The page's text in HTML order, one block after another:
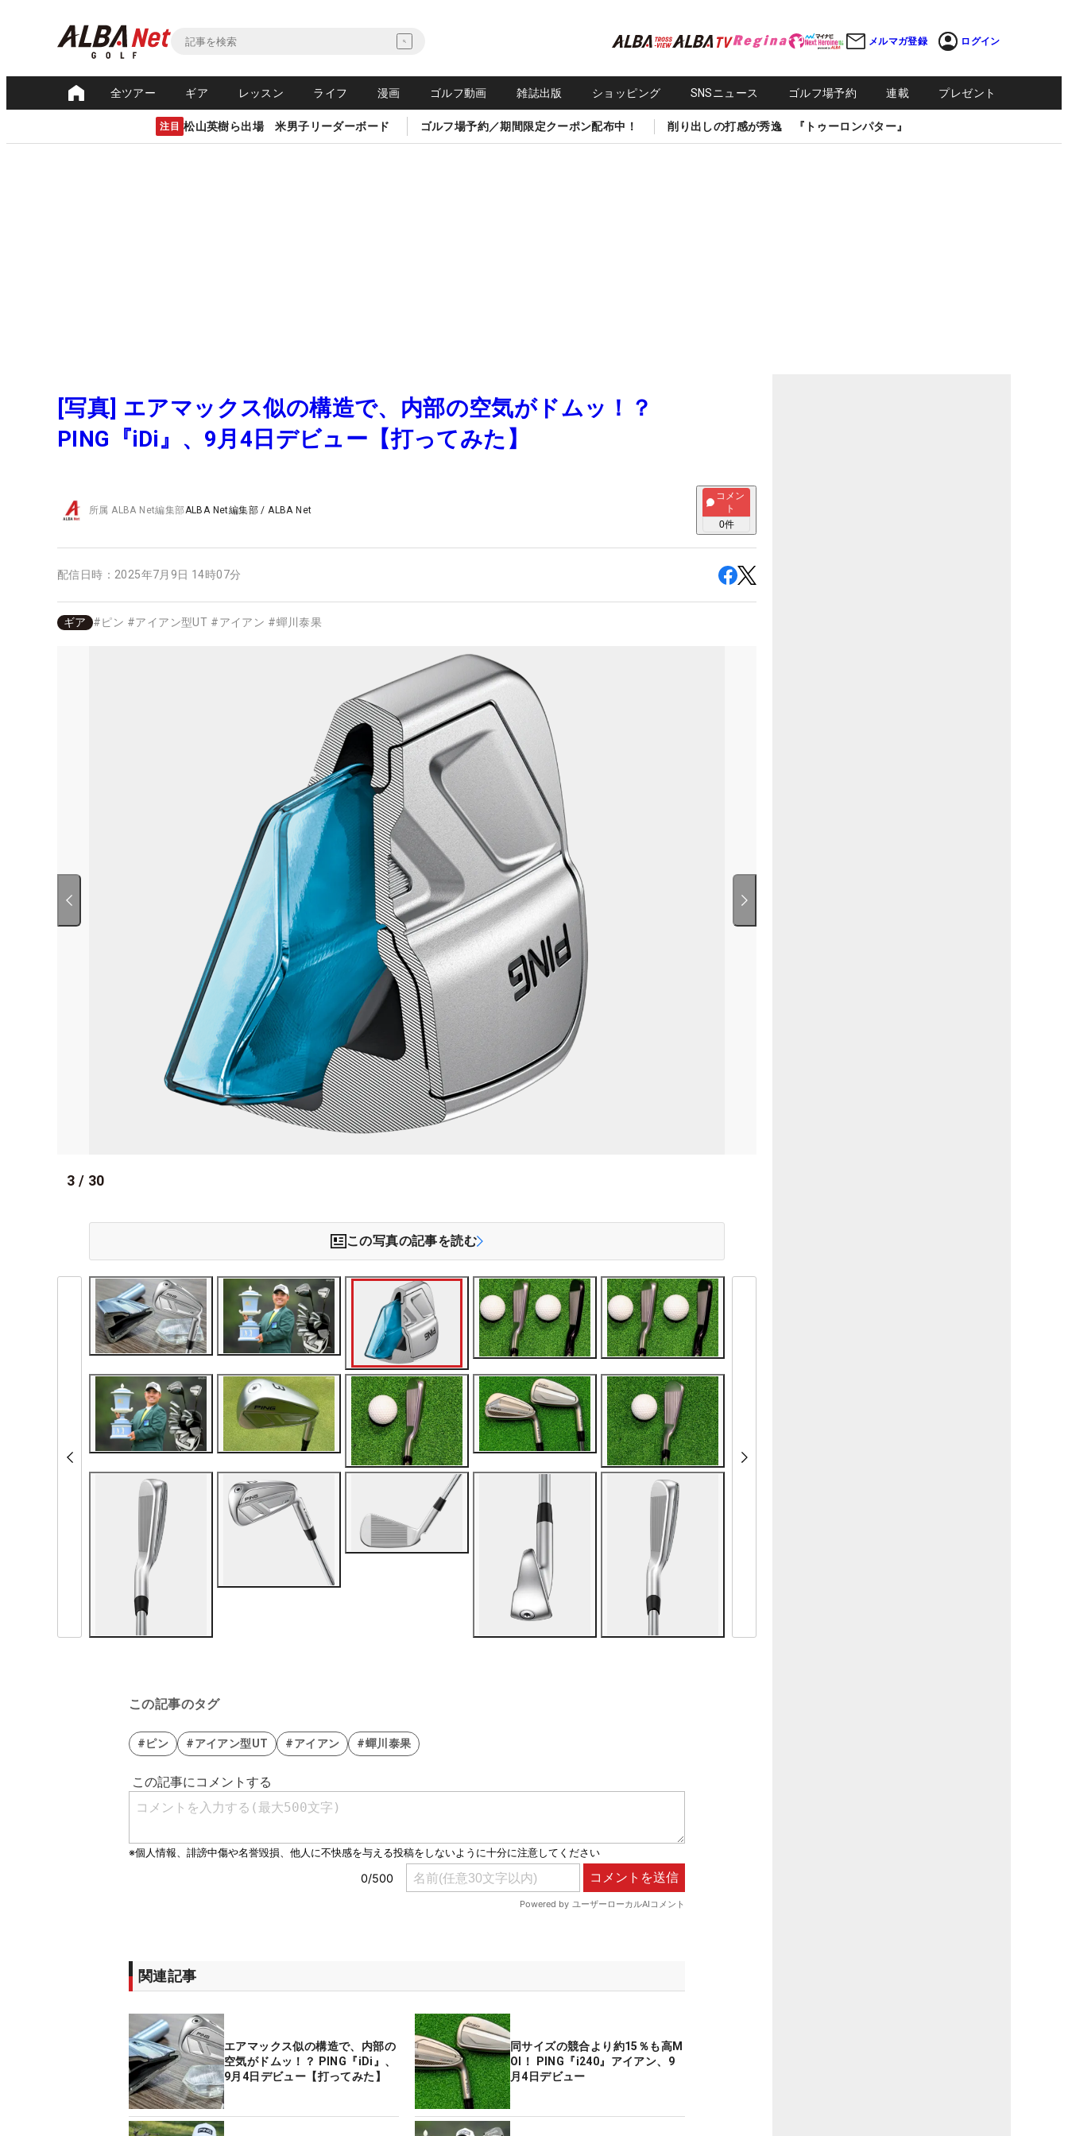
メルマガ登録 ログイン
全ツアー ギア レッスン ライフ 漫画 ゴルフ動画 雑誌出版 ショッピング SNSニュース ゴルフ場予約 連載 プレゼント
注目 松山英樹ら出場 米男子リーダーボード ゴルフ場予約／期間限定クーポン配布中！ 削り出しの打感が秀逸 『トゥーロンパター』
[写真] エアマックス似の構造で、内部の空気がドムッ！？
PING『iDi』、9月4日デビュー【打ってみた】
所属ALBA Net編集部ALBA Net編集部 /ALBA Net
コメン
ト
0件
配信日時： 2025年7月9日 14時07分
ギア #ピン #アイアン型UT #アイアン #蟬川泰果
3 / 30
この写真の記事を読む
この記事のタグ
#ピン #アイアン型UT #アイアン #蟬川泰果
関連記事
エアマックス似の構造で、内部の
空気がドムッ！？ PING『iDi』、
9月4日デビュー【打ってみた】
同サイズの競合より約15％も高M
OI！ PING『i240』アイアン、9
月4日デビュー